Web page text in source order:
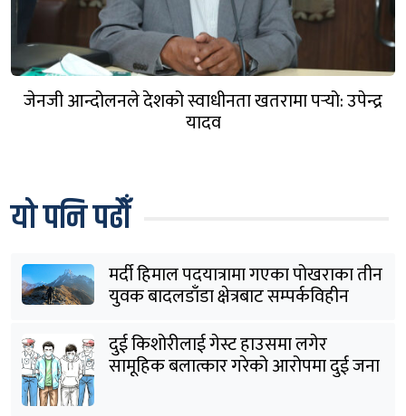
जेनजी आन्दोलनले देशको स्वाधीनता खतरामा पर्‍यो: उपेन्द्र
यादव
यो पनि पढौँ
मर्दी हिमाल पदयात्रामा गएका पोखराका तीन
युवक बादलडाँडा क्षेत्रबाट सम्पर्कविहीन
दुई किशोरीलाई गेस्ट हाउसमा लगेर
सामूहिक बलात्कार गरेको आरोपमा दुई जना
पक्राउ